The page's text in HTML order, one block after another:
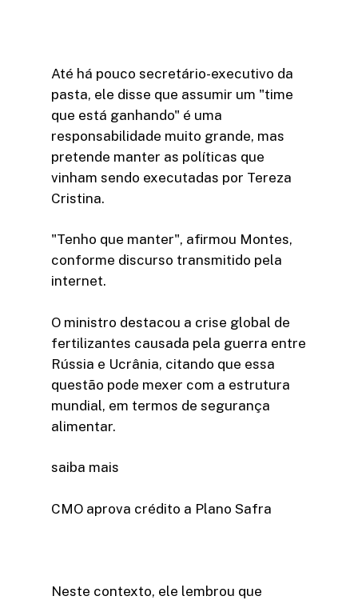
Até há pouco secretário-executivo da
pasta, ele disse que assumir um "time
que está ganhando" é uma
responsabilidade muito grande, mas
pretende manter as políticas que
vinham sendo executadas por Tereza
Cristina.
"Tenho que manter", afirmou Montes,
conforme discurso transmitido pela
internet.
O ministro destacou a crise global de
fertilizantes causada pela guerra entre
Rússia e Ucrânia, citando que essa
questão pode mexer com a estrutura
mundial, em termos de segurança
alimentar.
saiba mais
CMO aprova crédito a Plano Safra
Neste contexto, ele lembrou que